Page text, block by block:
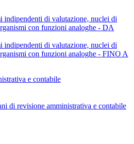
indipendenti di valutazione, nuclei di
con funzioni analoghe - DA
indipendenti di valutazione, nuclei di
con funzioni analoghe - FINO A
e contabile
di revisione amministrativa e contabile